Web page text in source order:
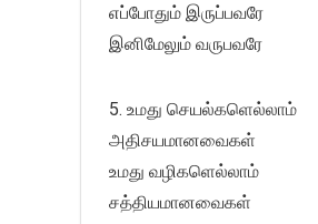
எப்போதும் இருப்பவரே
இனிமேலும் வருபவரே
5. உமது செயல்களெல்லாம்
அதிசயமானவைகள்
உமது வழிகளெல்லாம்
சத்தியமானவைகள்